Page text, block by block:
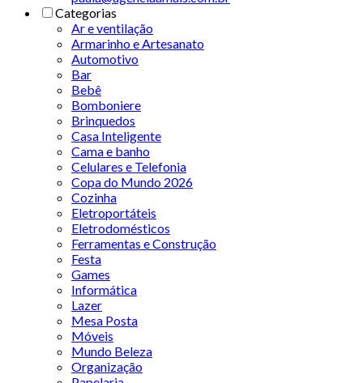
Categorias
Ar e ventilação
Armarinho e Artesanato
Automotivo
Bar
Bebê
Bomboniere
Brinquedos
Casa Inteligente
Cama e banho
Celulares e Telefonia
Copa do Mundo 2026
Cozinha
Eletroportáteis
Eletrodomésticos
Ferramentas e Construção
Festa
Games
Informática
Lazer
Mesa Posta
Móveis
Mundo Beleza
Organização